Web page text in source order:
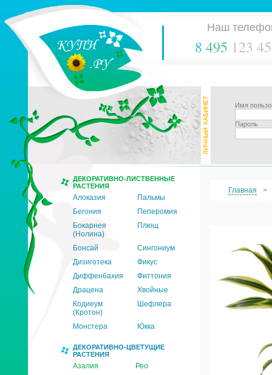
Наш
8 495 123
Имя
Пароль
ДЕКОРАТИВНО-ЛИСТВЕННЫЕ
РАСТЕНИЯ
Алоказия
Пальмы
Бегония
Пеперомия
Бокарнея
(Нолина)
Плющ
Бонсай
Сингониум
Дизиготека
Фикус
Диффенбахия
Фиттония
Драцена
Хвойные
Кодиеум
(Кротон)
Шефлера
Монстера Юкка
ДЕКОРАТИВНО-ЦВЕТУЩИЕ
РАСТЕНИЯ
Азалия
Рео
Главная